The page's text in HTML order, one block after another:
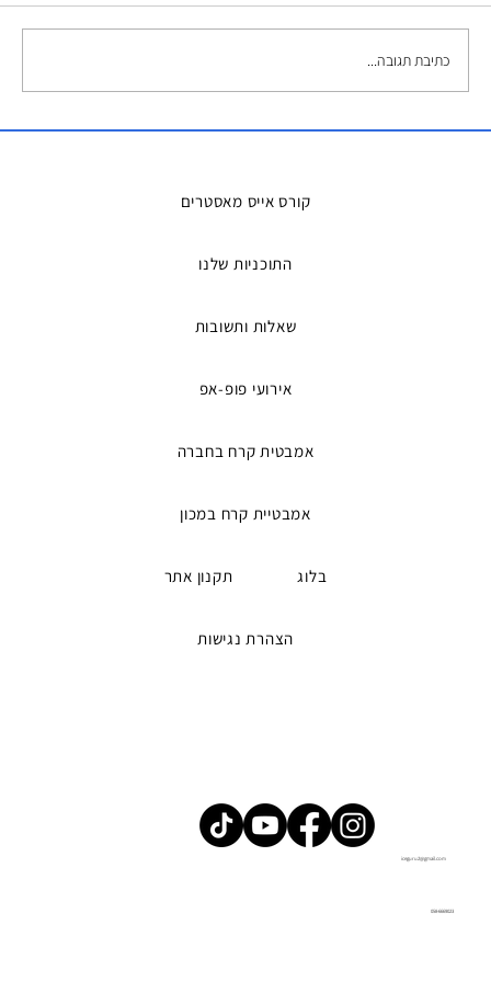
כתיבת תגובה...
קורס אייס מאסטרים
התוכניות שלנו
שאלות ותשובות
אירועי פופ-אפ
אמבטית קרח בחברה
אמבטיית קרח במכון
בלוג תקנון אתר
הצהרת נגישות
iceguru2@gmail.com
058-6669023